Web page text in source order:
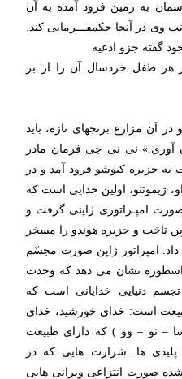
به زمین فرود آمده به آن
وی در آنجا حکمفـــرمایی کند.
خود گفته جزو ادعیه
هر طفل خردسال آن را از بر
آن مزارع برنجهای تازه، باید
آوری.» نی نی جی فرمان مادر
جزیره کیوشو فرود آمد و در
ژیموتنو، اولین خدایی است که
امپـراتوری ژاپنی گرفت و
تاخت و جزیره هوندو را مسخر
داد. امپراتور ژاپن صورت مجسّم
نشان می دهد که وحدت
دنیایی خدایانی است که
است: خدای خورشید، خدای
– نو – وو ) که دارای طبیعت
ها. شرارت هایی که در
صورت انتزاعی ویرانی هایی